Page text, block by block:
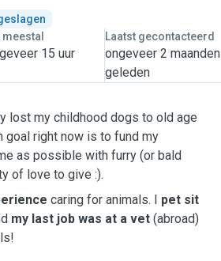
15 uur
Laatst gecontacteerd
ongeveer 2 maanden
geleden
lost my childhood dogs to old age
goal right now is to fund my
as possible with furry (or bald
of love to give :).
caring for animals. I pet sit
my last job was at a vet (abroad)